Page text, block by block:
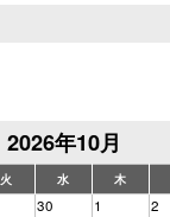
2026年10月
火 水 木
30 1 2